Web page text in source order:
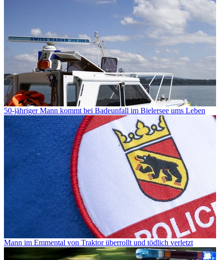
50-jähriger Mann kommt bei Badeunfall im Bielersee ums Leben
Mann im Emmental von Traktor überrollt und tödlich verletzt